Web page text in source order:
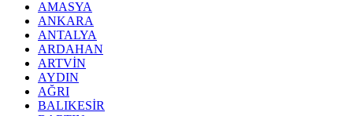
AMASYA
ANKARA
ANTALYA
ARDAHAN
ARTVİN
AYDIN
AĞRI
BALIKESİR